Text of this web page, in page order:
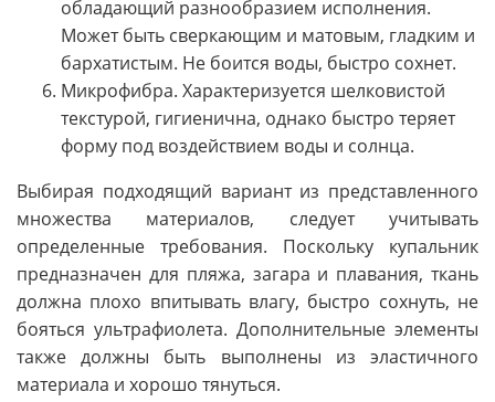
обладающий разнообразием исполнения.
Может быть сверкающим и матовым, гладким и
бархатистым. Не боится воды, быстро сохнет.
Микрофибра. Характеризуется шелковистой
текстурой, гигиенична, однако быстро теряет
форму под воздействием воды и солнца.
Выбирая подходящий вариант из представленного
множества материалов, следует учитывать
определенные требования. Поскольку купальник
предназначен для пляжа, загара и плавания, ткань
должна плохо впитывать влагу, быстро сохнуть, не
бояться ультрафиолета. Дополнительные элементы
также должны быть выполнены из эластичного
материала и хорошо тянуться.